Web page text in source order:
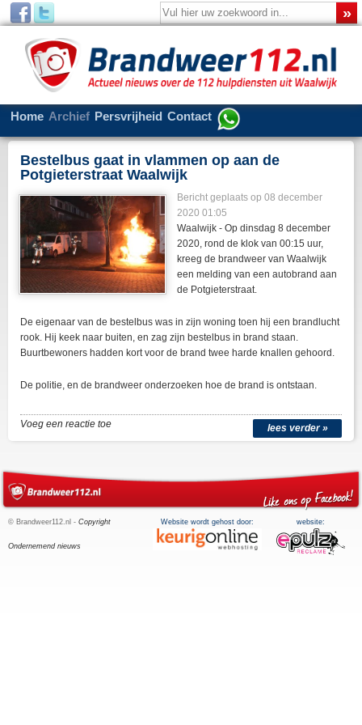
Home Archief Persvrijheid Contact
Bestelbus gaat in vlammen op aan de
Potgieterstraat Waalwijk
Bericht geplaats op 08 december
2020 01:05
Waalwijk - Op dinsdag 8 december
2020, rond de klok van 00:15 uur,
kreeg de brandweer van Waalwijk
een melding van een autobrand aan
de Potgieterstraat.
De eigenaar van de bestelbus was in zijn woning toen hij een brandlucht
rook. Hij keek naar buiten, en zag zijn bestelbus in brand staan.
Buurtbewoners hadden kort voor de brand twee harde knallen gehoord.
De politie, en de brandweer onderzoeken hoe de brand is ontstaan.
lees verder »
Voeg een reactie toe
© Brandweer112.nl - Copyright
Ondernemend nieuws
Website wordt gehost door: website: